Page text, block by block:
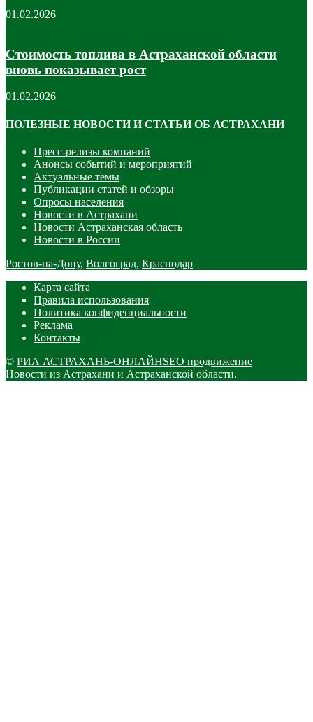
01.02.2026
Стоимость топлива в Астраханской области
вновь показывает рост
01.02.2026
ПОЛЕЗНЫЕ НОВОСТИ И СТАТЬИ ОБ АСТРАХАНИ
Пресс-релизы компаний
Анонсы событий и мероприятий
Актуальные темы
Публикации статей и обзоры
Опросы населения
Новости в Астрахани
Новости Астраханская область
Новости в России
Ростов-на-Дону, Волгоград, Краснодар
Карта сайта
Правила использования
Политика конфиденциальности
Реклама
Контакты
© РИА АСТРАХАНЬ-ОНЛАЙНSEO продвижение
Новости из Астрахани и Астраханской области.